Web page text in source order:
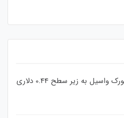
ارزش کاردانو با وجود هارد فورک واسیل به زیر سطح 0.44 دلاری